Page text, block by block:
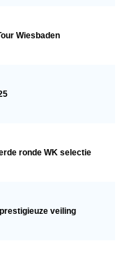
Wiesbaden
ronde WK selectie
veiling